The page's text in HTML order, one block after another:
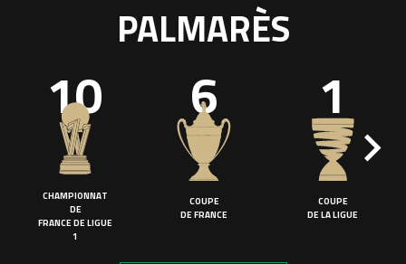
PALMARÈS
10
CHAMPIONNAT
DE
FRANCE DE LIGUE
1
6
COUPE
DE FRANCE
1
COUPE
DE LA LIGUE